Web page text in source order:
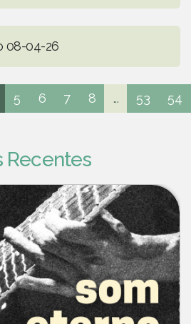
08-04-26
5 6 7 8 ... 53 54
Recentes